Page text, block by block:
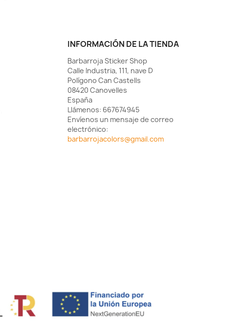
INFORMACIÓN DE LA TIENDA
Barbarroja Sticker Shop
Calle Industria, 111, nave D
Polígono Can Castells
08420 Canovelles
España
Llámenos: 667674945
Envíenos un mensaje de correo
electrónico:
barbarrojacolors@gmail.com